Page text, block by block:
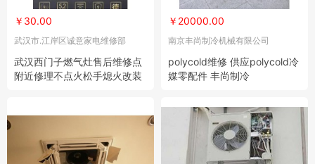
￥30.00
武汉市.江岸区诚意家电维修部
武汉西门子燃气灶售后维修点
附近修理不点火松手熄火改装
￥20000.00
南京丰尚制冷机械有限公司
polycold维修 供应polycold冷
媒零配件 丰尚制冷